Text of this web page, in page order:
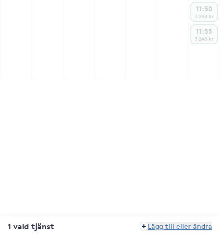
11:50
3 248 kr
11:55
3 248 kr
1 vald tjänst Lägg till eller ändra